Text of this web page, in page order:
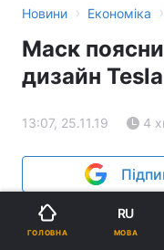
Новини › Економіка ›
Маск
дизайн
13:07, 25.11.19 4
ГОЛОВНА
RU
МОВА